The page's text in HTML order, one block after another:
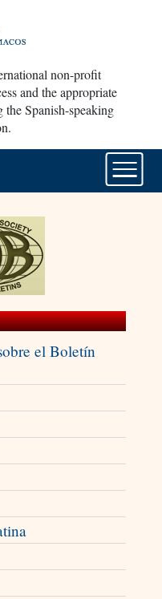
non-profit
and the appropriate
the Spanish-speaking
el Boletín